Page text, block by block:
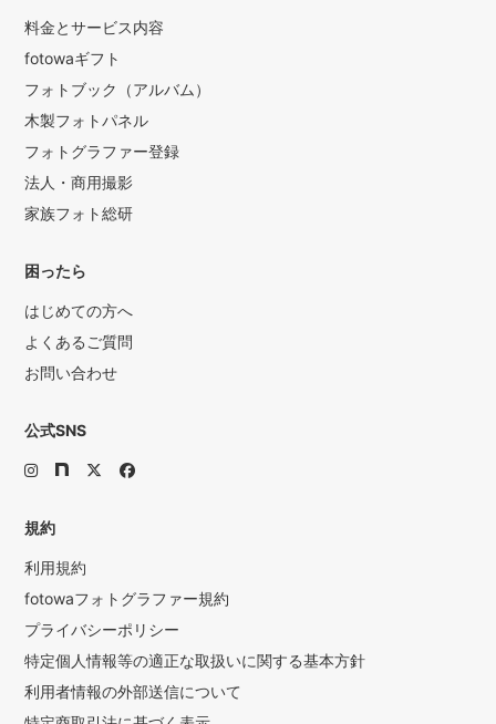
料金とサービス内容
fotowaギフト
フォトブック（アルバム）
木製フォトパネル
フォトグラファー登録
法人・商用撮影
家族フォト総研
困ったら
はじめての方へ
よくあるご質問
お問い合わせ
公式SNS
規約
利用規約
fotowaフォトグラファー規約
プライバシーポリシー
特定個人情報等の適正な取扱いに関する基本方針
利用者情報の外部送信について